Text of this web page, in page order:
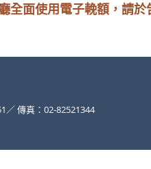
使用電子輓額，請於告
／ 傳真：02-82521344